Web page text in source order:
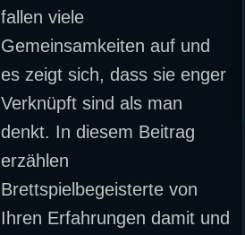
fallen viele
Gemeinsamkeiten auf und
es zeigt sich, dass sie enger
Verknüpft sind als man
denkt. In diesem Beitrag
erzählen
Brettspielbegeisterte von
Ihren Erfahrungen damit und